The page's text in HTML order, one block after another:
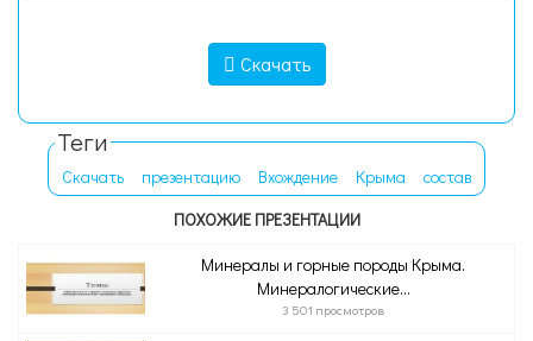
Скачать
Теги
Скачать презентацию Вхождение Крыма
состав
ПОХОЖИЕ ПРЕЗЕНТАЦИИ
Минералы и горные породы Крыма.
Минералогические...
3 501 просмотров